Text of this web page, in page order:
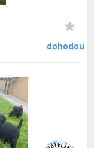
dohodou